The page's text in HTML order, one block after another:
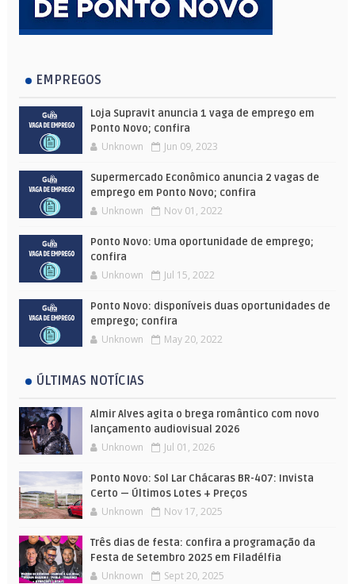
EMPREGOS
Loja Supravit anuncia 1 vaga de emprego em
Ponto Novo; confira
Unknown Jun 09, 2023
Supermercado Econômico anuncia 2 vagas de
emprego em Ponto Novo; confira
Unknown Nov 01, 2022
Ponto Novo: Uma oportunidade de emprego;
confira
Unknown Jul 15, 2022
Ponto Novo: disponíveis duas oportunidades de
emprego; confira
Unknown May 20, 2022
ÚLTIMAS NOTÍCIAS
Almir Alves agita o brega romântico com novo
lançamento audiovisual 2026
Unknown Jul 01, 2026
Ponto Novo: Sol Lar Chácaras BR-407: Invista
Certo — Últimos Lotes + Preços
Unknown Nov 17, 2025
Três dias de festa: confira a programação da
Festa de Setembro 2025 em Filadélfia
Unknown Sept 20, 2025